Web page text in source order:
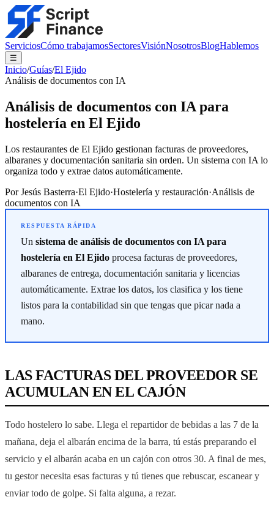
ServiciosCómo trabajamosSectoresVisiónNosotrosBlogHablemos
☰
Inicio/Guías/El Ejido
Análisis de documentos con IA
Análisis de documentos con IA para
hostelería en El Ejido
Los restaurantes de El Ejido gestionan facturas de proveedores,
albaranes y documentación sanitaria sin orden. Un sistema con IA lo
organiza todo y extrae datos automáticamente.
PorJesús Basterra·El Ejido·Hostelería y restauración·Análisis de
documentos con IA
Un sistema de análisis de documentos con IA para
hostelería en El Ejido procesa facturas de proveedores,
albaranes de entrega, documentación sanitaria y licencias
automáticamente. Extrae los datos, los clasifica y los tiene
listos para la contabilidad sin que tengas que picar nada a
mano.
LAS FACTURAS DEL PROVEEDOR SE
ACUMULAN EN EL CAJÓN
Todo hostelero lo sabe. Llega el repartidor de bebidas a las 7 de la
mañana, deja el albarán encima de la barra, tú estás preparando el
servicio y el albarán acaba en un cajón con otros 30. A final de mes,
tu gestor necesita esas facturas y tú tienes que rebuscar, escanear y
enviar todo de golpe. Si falta alguna, a rezar.